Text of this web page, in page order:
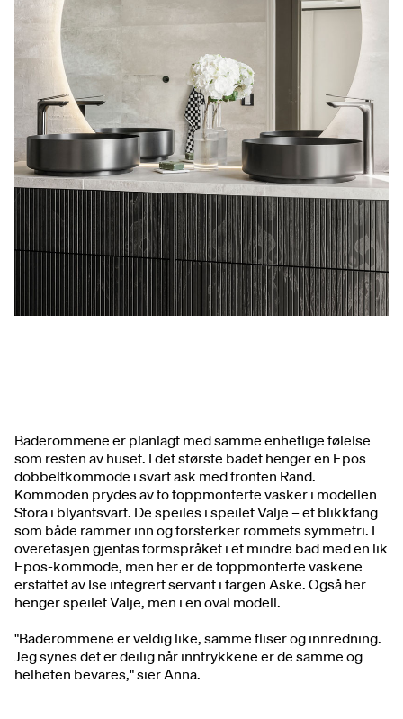
Baderommene er planlagt med samme enhetlige følelse
som resten av huset. I det største badet henger en Epos
dobbeltkommode i svart ask med fronten Rand.
Kommoden prydes av to toppmonterte vasker i modellen
Stora i blyantsvart. De speiles i speilet Valje – et blikkfang
som både rammer inn og forsterker rommets symmetri. I
overetasjen gjentas formspråket i et mindre bad med en lik
Epos-kommode, men her er de toppmonterte vaskene
erstattet av Ise integrert servant i fargen Aske. Også her
henger speilet Valje, men i en oval modell.
"Baderommene er veldig like, samme fliser og innredning.
Jeg synes det er deilig når inntrykkene er de samme og
helheten bevares," sier Anna.